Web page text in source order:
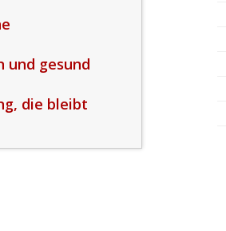
und gesund
die bleibt